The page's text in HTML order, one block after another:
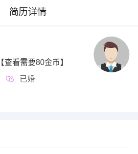
简历详情
【查看需要80金币】
已婚